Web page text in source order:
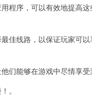
序，可以有效地提高这
线路，以保证玩家可以
能够在游戏中尽情享受
。